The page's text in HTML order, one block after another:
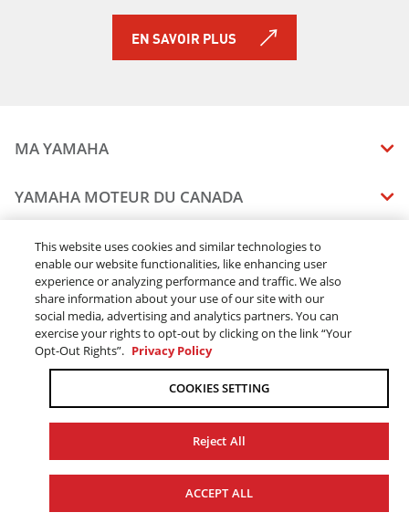
EN SAVOIR PLUS
MA YAMAHA
MANUELS
ÉTAT DES RAPPELS DE VOTRE VÉHICULE
YAMAHA MOTEUR DU CANADA
CARRIERES
RESTONS DEHORS
BLOGUE
COMMUNIQUEZ AVEC NOUS
CONCESSIONNAIRES
TROUVEZ UN CONCESSIONNAIRE
DEVENEZ CONCESSIONNAIRE
CONCESSIONAIRE ÉLITE
MENTIONS JURIDIQUES
MODALITÉS ET CONDITIONS
ACOMPTE EN LIGNE MODALITÉS ET CONDITIONS
POLITIQUE DE CONFIDENTIALITÉ
L’ACCESSIBILITÉ
CHANGER LES PARAMÈTRES DES TÉMOINS (COOKIES)
LE TRAVAIL FORCÉ ET DES ENFANTS
PIÈCES DE RECHANGE ET SERVICES
COMMANDES EN LIGNE
TRAITEMENT DES COMMANDES
© 2026 Yamaha Moteur du Canada Ltée. Tous droits réservés.
SITE WEB GLOBAL
YAMAHA MUSIC
This website uses cookies and similar technologies to
enable our website functionalities, like enhancing user
experience or analyzing performance and traffic. We also
share information about your use of our site with our
social media, advertising and analytics partners. You can
exercise your rights to opt-out by clicking on the link “Your
Opt-Out Rights”. Privacy Policy
COOKIES SETTING
Reject All
ACCEPT ALL